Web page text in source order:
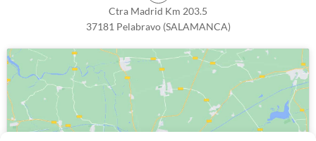
Ctra Madrid Km 203.5
37181 Pelabravo (SALAMANCA)